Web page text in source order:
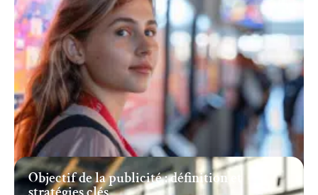
Objectif de la publicité : définition et